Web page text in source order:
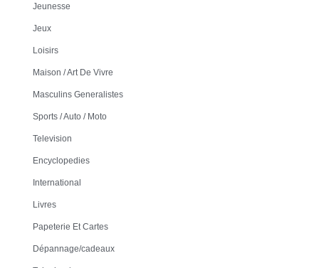
Jeunesse
Jeux
Loisirs
Maison / Art De Vivre
Masculins Generalistes
Sports / Auto / Moto
Television
Encyclopedies
International
Livres
Papeterie Et Cartes
Dépannage/cadeaux